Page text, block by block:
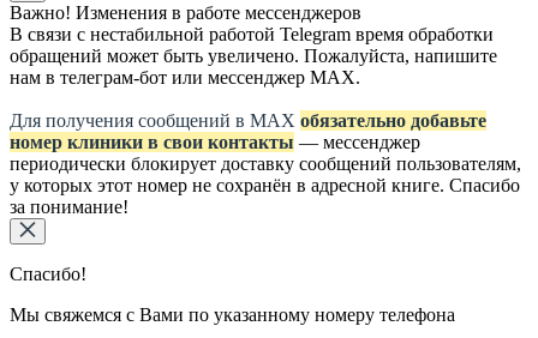
Важно! Изменения в работе мессенджеров
В связи с нестабильной работой Telegram время обработки
обращений может быть увеличено. Пожалуйста, напишите
нам в телеграм-бот или мессенджер МАХ.
Для получения сообщений в МАХ обязательно добавьте
номер клиники в свои контакты — мессенджер
периодически блокирует доставку сообщений пользователям,
у которых этот номер не сохранён в адресной книге. Спасибо
за понимание!
Спасибо!
Мы свяжемся с Вами по указанному номеру телефона